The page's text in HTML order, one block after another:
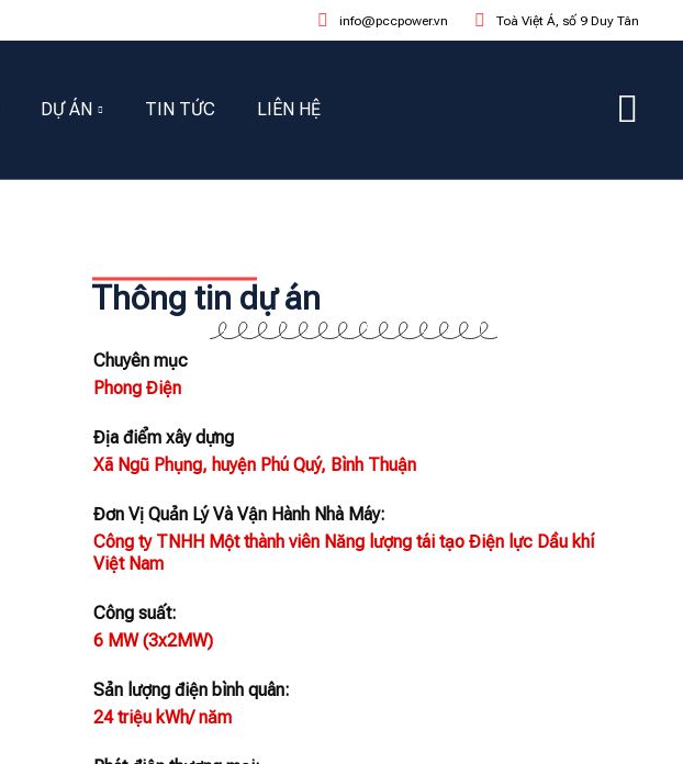
info@pccpower.vn Toà Việt Á, số 9 Duy Tân
DỰ ÁN TIN TỨC LIÊN HỆ
Thông tin dự án
Chuyên mục
Phong Điện
Địa điểm xây dựng
Xã Ngũ Phụng, huyện Phú Quý, Bình Thuận
Đơn Vị Quản Lý Và Vận Hành Nhà Máy:
Công ty TNHH Một thành viên Năng lượng tái tạo Điện lực Dầu khí
Việt Nam
Công suất:
6 MW (3x2MW)
Sản lượng điện bình quân:
24 triệu kWh/ năm